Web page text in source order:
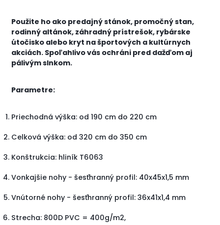
Použite ho ako predajný stánok, promočný stan,
rodinný altánok, záhradný prístrešok, rybárske
útočisko alebo kryt na športových a kultúrnych
akciách. Spoľahlivo vás ochráni pred dažďom aj
pálivým slnkom.
Parametre:
Priechodná výška: od 190 cm do 220 cm
Celková výška: od 320 cm do 350 cm
Konštrukcia: hliník T6063
Vonkajšie nohy - šesťhranný profil: 40x45x1,5 mm
Vnútorné nohy - šesťhranný profil: 36x41x1,4 mm
Strecha: 800D PVC = 400g/m2,